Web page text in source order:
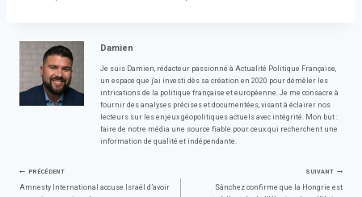
Damien
Je suis Damien, rédacteur passionné à Actualité Politique Française,
un espace que j'ai investi dès sa création en 2020 pour démêler les
intrications de la politique française et européenne. Je me consacre à
fournir des analyses précises et documentées, visant à éclairer nos
lecteurs sur les enjeux géopolitiques actuels avec intégrité. Mon but :
faire de notre média une source fiable pour ceux qui recherchent une
information de qualité et indépendante.
Navigation
PRÉCÉDENT
Amnesty International accuse Israël d’avoir
SUIVANT
Sánchez confirme que la Hongrie est